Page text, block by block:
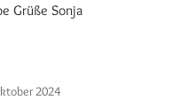
Grüße Sonja
2024